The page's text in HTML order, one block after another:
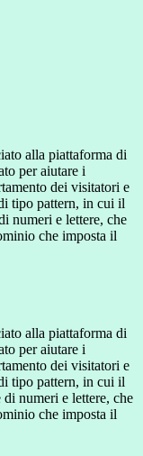
alla piattaforma di
per aiutare i
dei visitatori e
tipo pattern, in cui il
numeri e lettere, che
che imposta il
alla piattaforma di
per aiutare i
dei visitatori e
tipo pattern, in cui il
di numeri e lettere, che
che imposta il